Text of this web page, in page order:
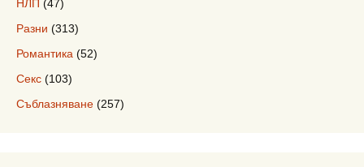
НЛП (47)
Разни (313)
Романтика (52)
Секс (103)
Съблазняване (257)